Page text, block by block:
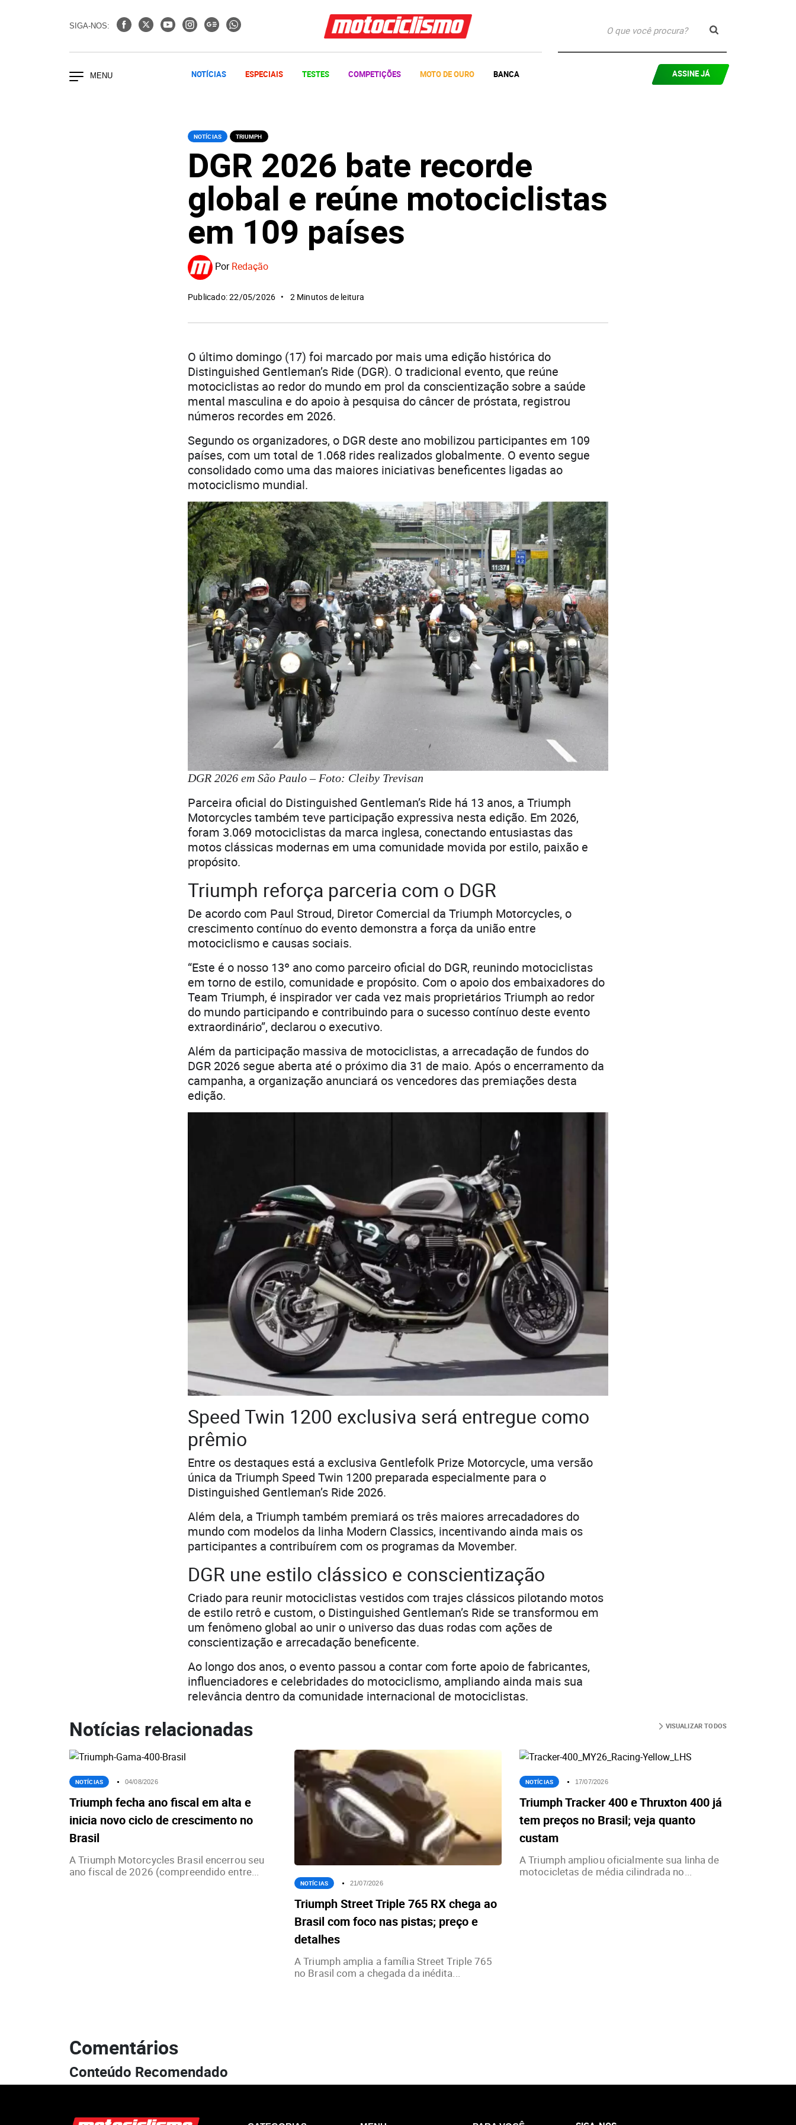
SIGA-NOS:
NOTÍCIAS ESPECIAIS TESTES COMPETIÇÕES MOTO DE OURO BANCA ASSINE JÁ
NOTÍCIAS TRIUMPH
DGR 2026 bate recorde
global e reúne motociclistas
em 109 países
PorRedação
Publicado: 22/05/2026 2 Minutos de leitura
O último domingo (17) foi marcado por mais uma edição histórica do
Distinguished Gentleman’s Ride (DGR). O tradicional evento, que reúne
motociclistas ao redor do mundo em prol da conscientização sobre a saúde
mental masculina e do apoio à pesquisa do câncer de próstata, registrou
números recordes em 2026.
Segundo os organizadores, o DGR deste ano mobilizou participantes em 109
países, com um total de 1.068 rides realizados globalmente. O evento segue
consolidado como uma das maiores iniciativas beneficentes ligadas ao
motociclismo mundial.
DGR 2026 em São Paulo – Foto: Cleiby Trevisan
Parceira oficial do Distinguished Gentleman’s Ride há 13 anos, a Triumph
Motorcycles também teve participação expressiva nesta edição. Em 2026,
foram 3.069 motociclistas da marca inglesa, conectando entusiastas das
motos clássicas modernas em uma comunidade movida por estilo, paixão e
propósito.
Triumph reforça parceria com o DGR
De acordo com Paul Stroud, Diretor Comercial da Triumph Motorcycles, o
crescimento contínuo do evento demonstra a força da união entre
motociclismo e causas sociais.
“Este é o nosso 13º ano como parceiro oficial do DGR, reunindo motociclistas
em torno de estilo, comunidade e propósito. Com o apoio dos embaixadores do
Team Triumph, é inspirador ver cada vez mais proprietários Triumph ao redor
do mundo participando e contribuindo para o sucesso contínuo deste evento
extraordinário”, declarou o executivo.
Além da participação massiva de motociclistas, a arrecadação de fundos do
DGR 2026 segue aberta até o próximo dia 31 de maio. Após o encerramento da
campanha, a organização anunciará os vencedores das premiações desta
edição.
Speed Twin 1200 exclusiva será entregue como
prêmio
Entre os destaques está a exclusiva Gentlefolk Prize Motorcycle, uma versão
única da Triumph Speed Twin 1200 preparada especialmente para o
Distinguished Gentleman’s Ride 2026.
Além dela, a Triumph também premiará os três maiores arrecadadores do
mundo com modelos da linha Modern Classics, incentivando ainda mais os
participantes a contribuírem com os programas da Movember.
DGR une estilo clássico e conscientização
Criado para reunir motociclistas vestidos com trajes clássicos pilotando motos
de estilo retrô e custom, o Distinguished Gentleman’s Ride se transformou em
um fenômeno global ao unir o universo das duas rodas com ações de
conscientização e arrecadação beneficente.
Ao longo dos anos, o evento passou a contar com forte apoio de fabricantes,
influenciadores e celebridades do motociclismo, ampliando ainda mais sua
relevância dentro da comunidade internacional de motociclistas.
Notícias relacionadas VISUALIZAR TODOS
NOTÍCIAS 04/08/2026
Triumph fecha ano fiscal em alta e
inicia novo ciclo de crescimento no
Brasil
A Triumph Motorcycles Brasil encerrou seu
ano fiscal de 2026 (compreendido entre...
NOTÍCIAS 21/07/2026
Triumph Street Triple 765 RX chega ao
Brasil com foco nas pistas; preço e
detalhes
A Triumph amplia a família Street Triple 765
no Brasil com a chegada da inédita...
NOTÍCIAS 17/07/2026
Triumph Tracker 400 e Thruxton 400 já
tem preços no Brasil; veja quanto
custam
A Triumph ampliou oficialmente sua linha de
motocicletas de média cilindrada no...
Comentários
Conteúdo Recomendado